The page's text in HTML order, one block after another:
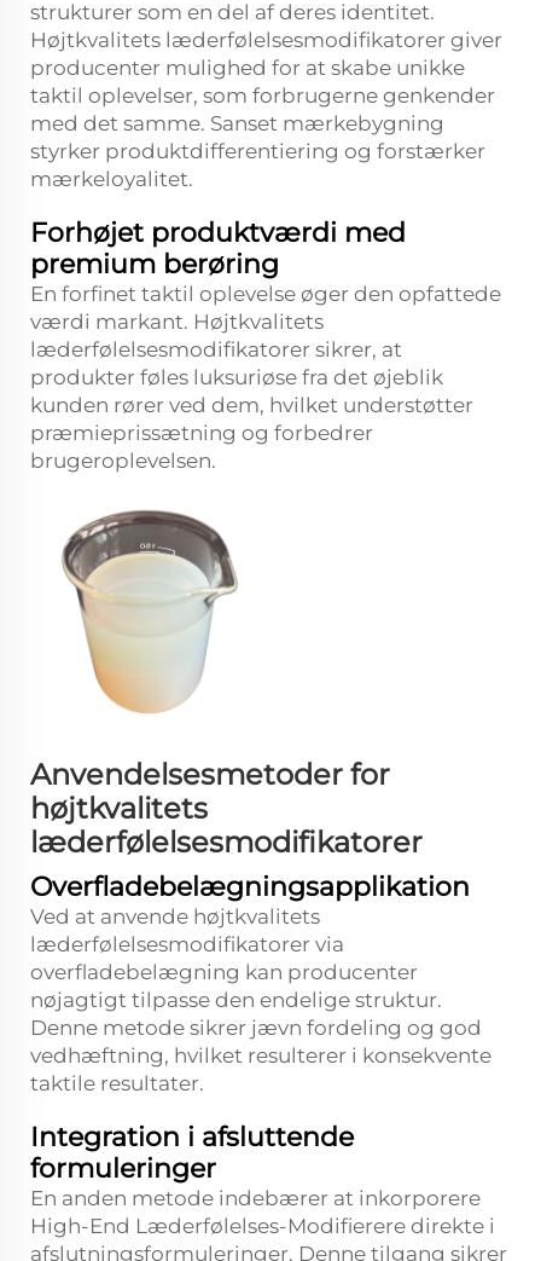
strukturer som en del af deres identitet.
Højtkvalitets læderfølelsesmodifikatorer giver
producenter mulighed for at skabe unikke
taktil oplevelser, som forbrugerne genkender
med det samme. Sanset mærkebygning
styrker produktdifferentiering og forstærker
mærkeloyalitet.
Forhøjet produktværdi med
premium berøring
En forfinet taktil oplevelse øger den opfattede
værdi markant. Højtkvalitets
læderfølelsesmodifikatorer sikrer, at
produkter føles luksuriøse fra det øjeblik
kunden rører ved dem, hvilket understøtter
præmieprissætning og forbedrer
brugeroplevelsen.
Anvendelsesmetoder for
højtkvalitets
læderfølelsesmodifikatorer
Overfladebelægningsapplikation
Ved at anvende højtkvalitets
læderfølelsesmodifikatorer via
overfladebelægning kan producenter
nøjagtigt tilpasse den endelige struktur.
Denne metode sikrer jævn fordeling og god
vedhæftning, hvilket resulterer i konsekvente
taktile resultater.
Integration i afsluttende
formuleringer
En anden metode indebærer at inkorporere
High-End Læderfølelses-Modifierere direkte i
afslutningsformuleringer. Denne tilgang sikrer